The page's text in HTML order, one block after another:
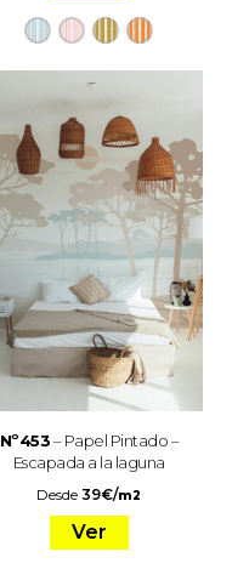
Nº453– Papel Pintado –
Escapada a la laguna
Desde39€/m2
Ver